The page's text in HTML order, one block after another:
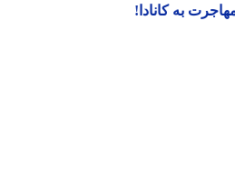
به کانادا!